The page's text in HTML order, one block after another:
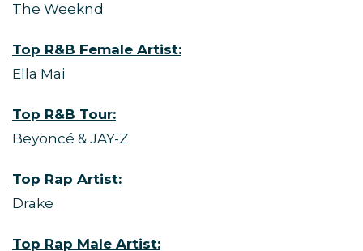
The Weeknd
Top R&B Female Artist:
Ella Mai
Top R&B Tour:
Beyoncé & JAY-Z
Top Rap Artist:
Drake
Top Rap Male Artist: